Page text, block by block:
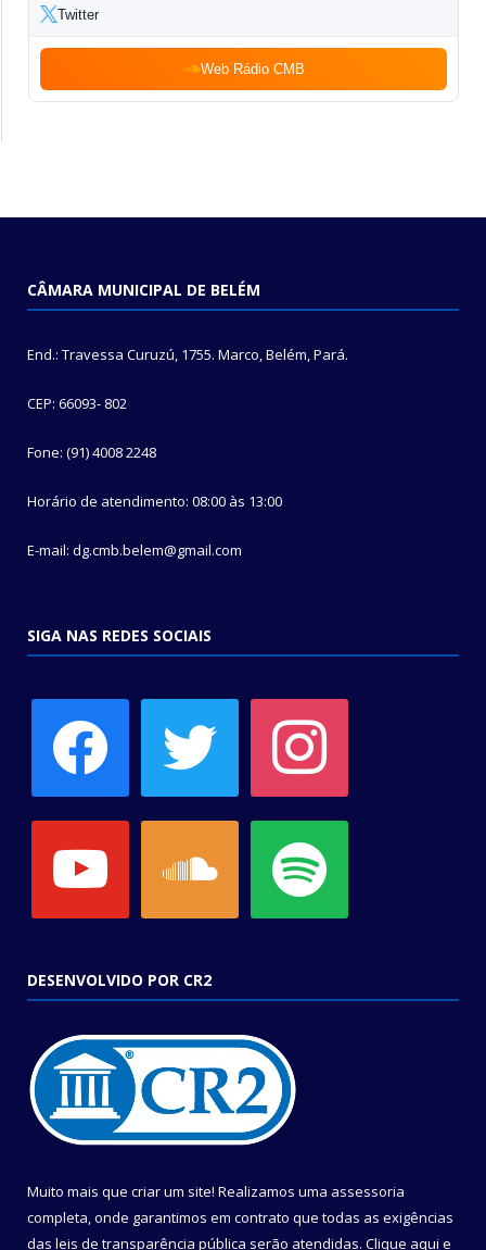
Twitter
Web Rádio CMB
CÂMARA MUNICIPAL DE BELÉM
End.: Travessa Curuzú, 1755. Marco, Belém, Pará.
CEP: 66093- 802
Fone: (91) 4008 2248
Horário de atendimento: 08:00 às 13:00
E-mail: dg.cmb.belem@gmail.com
SIGA NAS REDES SOCIAIS
DESENVOLVIDO POR CR2
Muito mais que criar um site! Realizamos uma assessoria
completa, onde garantimos em contrato que todas as exigências
das leis de transparência pública serão atendidas. Clique aqui e